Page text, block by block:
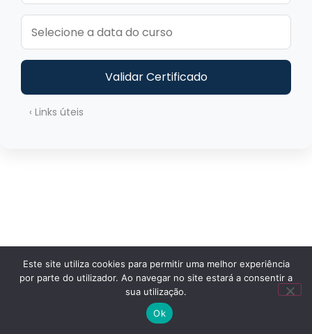
Validar Certificado
‹ Links úteis
Este site utiliza cookies para permitir uma melhor experiência
por parte do utilizador. Ao navegar no site estará a consentir a
sua utilização.
Ok